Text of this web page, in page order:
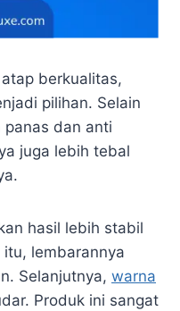
berkualitas,
pilihan. Selain
dan anti
juga lebih tebal
hasil lebih stabil
lembarannya
Selanjutnya, warna
Produk ini sangat